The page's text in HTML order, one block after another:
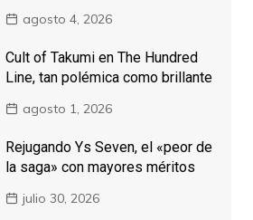
agosto 4, 2026
Cult of Takumi en The Hundred
Line, tan polémica como brillante
agosto 1, 2026
Rejugando Ys Seven, el «peor de
la saga» con mayores méritos
julio 30, 2026